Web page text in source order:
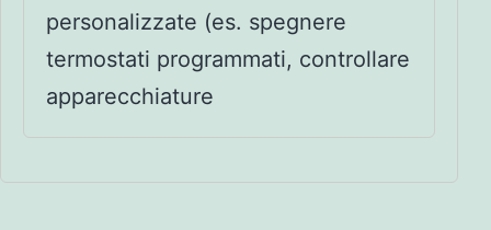
personalizzate (es. spegnere
termostati programmati, controllare
apparecchiature